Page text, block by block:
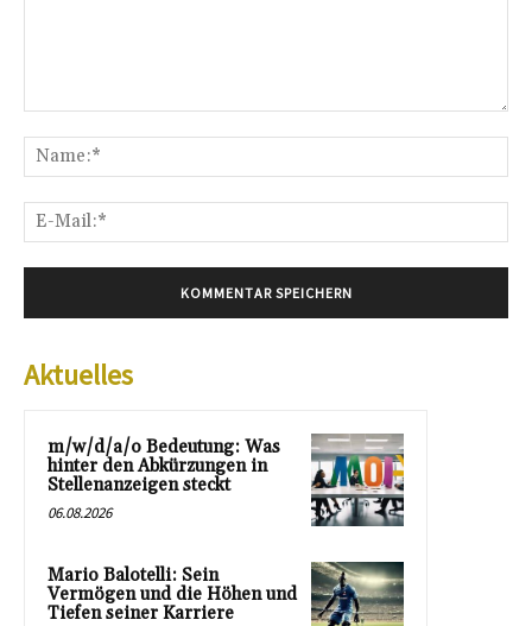
Aktuelles
m/w/d/a/o Bedeutung: Was
hinter den Abkürzungen in
Stellenanzeigen steckt
06.08.2026
Mario Balotelli: Sein
Vermögen und die Höhen und
Tiefen seiner Karriere